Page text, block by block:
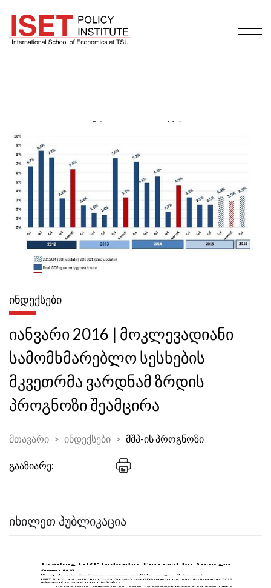
ᲘᲜᲓᲔᲥᲡᲔᲑᲘ
იანვარი 2016 | მოკლევადიანი
სამომხმარებლო სესხების
მკვეთრმა ვარდნამ ზრდის
პროგნოზი შეამცირა
მთავარი ინდექსები მშპ-ის პროგნოზი
გააზიარე:
ᲘᲮᲘᲚᲔᲗ ᲞᲣᲑᲚᲘᲙᲐᲪᲘᲐ